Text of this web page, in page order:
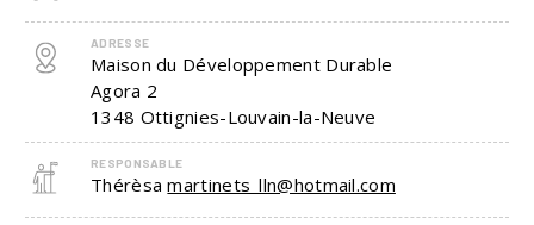
ADRESSE
Maison du Développement Durable
Agora 2
1348 Ottignies-Louvain-la-Neuve
RESPONSABLE
Thérèsamartinets_lln@hotmail.com